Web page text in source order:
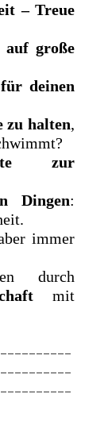
– Treue
große
für deinen
zu halten,
zur
Dingen:
immer
durch
mit